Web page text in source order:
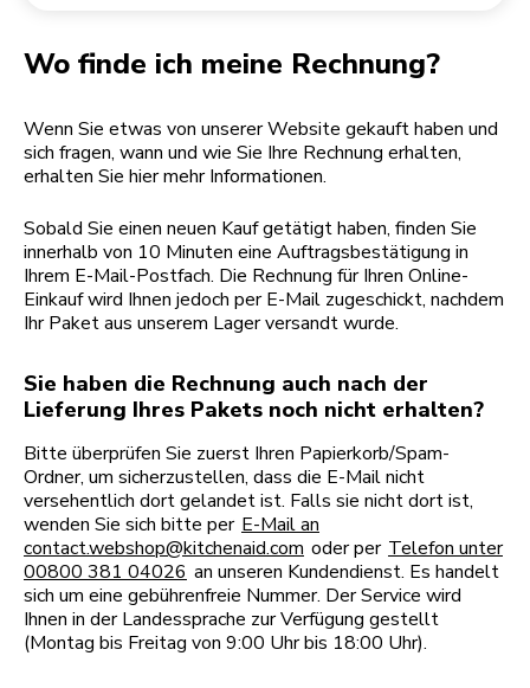
Wo finde ich meine Rechnung?
Wenn Sie etwas von unserer Website gekauft haben und
sich fragen, wann und wie Sie Ihre Rechnung erhalten,
erhalten Sie hier mehr Informationen.
Sobald Sie einen neuen Kauf getätigt haben, finden Sie
innerhalb von 10 Minuten eine Auftragsbestätigung in
Ihrem E-Mail-Postfach. Die Rechnung für Ihren Online-
Einkauf wird Ihnen jedoch per E-Mail zugeschickt, nachdem
Ihr Paket aus unserem Lager versandt wurde.
Sie haben die Rechnung auch nach der
Lieferung Ihres Pakets noch nicht erhalten?
Bitte überprüfen Sie zuerst Ihren Papierkorb/Spam-
Ordner, um sicherzustellen, dass die E-Mail nicht
versehentlich dort gelandet ist. Falls sie nicht dort ist,
wenden Sie sich bitte per E-Mail an
contact.webshop@kitchenaid.com oder per Telefon unter
00800 381 04026 an unseren Kundendienst. Es handelt
sich um eine gebührenfreie Nummer. Der Service wird
Ihnen in der Landessprache zur Verfügung gestellt
(Montag bis Freitag von 9:00 Uhr bis 18:00 Uhr).